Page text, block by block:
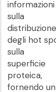
informazioni
sulla
distribuzione
degli hot
sulla
superficie
proteica,
fornendo un